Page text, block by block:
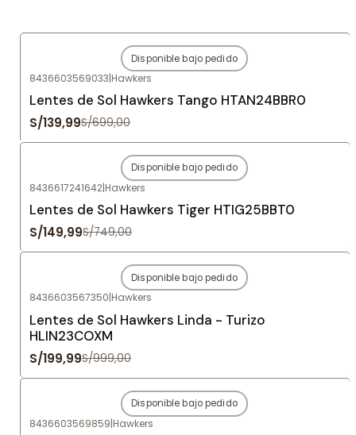
Agotado
Disponible bajo pedido
8436603569033|Hawkers
Lentes de Sol Hawkers Tango HTAN24BBR0
S/139,99S/699,00
Agotado
Disponible bajo pedido
8436617241642|Hawkers
Lentes de Sol Hawkers Tiger HTIG25BBT0
S/149,99S/749,00
Agotado
Disponible bajo pedido
8436603567350|Hawkers
Lentes de Sol Hawkers Linda - Turizo
HLIN23COXM
S/199,99S/999,00
Agotado
Disponible bajo pedido
8436603569859|Hawkers